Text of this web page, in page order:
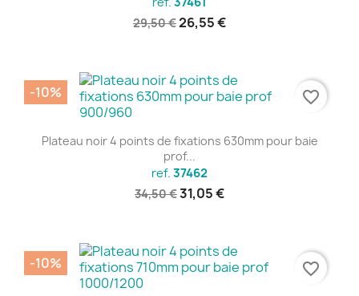
29,50 €26,55 €
Plateau noir 4 points de fixations 630mm pour baie
prof...
ref. 37462
34,50 €31,05 €
-10% favorite_border
-10% favorite_border